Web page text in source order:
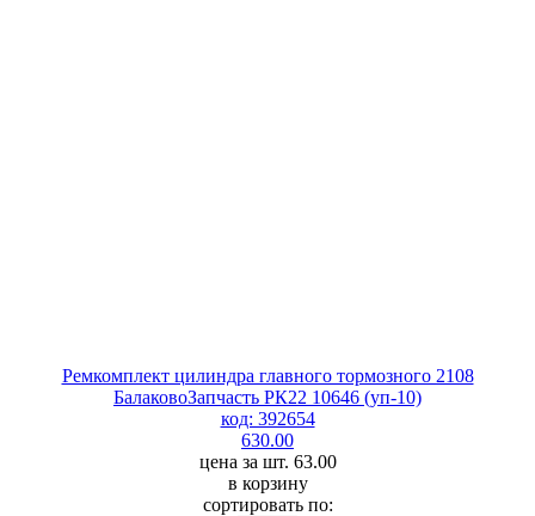
Ремкомплект цилиндра главного тормозного 2108
БалаковоЗапчасть РК22 10646 (уп-10)
код: 392654
630.00
цена за шт. 63.00
в корзину
сортировать по: